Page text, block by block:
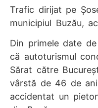
Trafic dirijat pe
municipiul Buzău,
Din primele date
că autoturismul
Sărat către
vârstă de 46 de
accidentat un